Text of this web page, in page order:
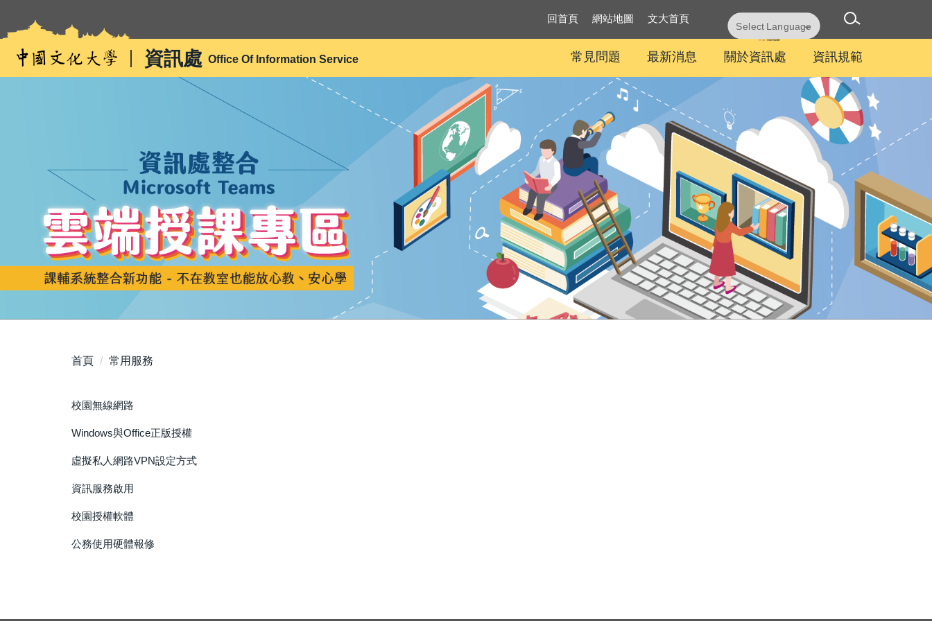
內
資訊處 Office Of Information Service
Translate
回首頁 網站地圖 文大首頁
常見問題 最新消息 關於資訊處 資訊規範
首頁 常用服務
校園無線網路
Windows與Office正版授權
虛擬私人網路VPN設定方式
資訊服務啟用
校園授權軟體
公務使用硬體報修